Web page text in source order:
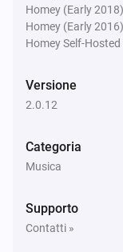
Soundtouch
New
Soundtouch
Soundtouch
Soundtouch
Not
Homey (Early 2018)
Homey (Early 2016)
Homey Self-Hosted
Versione
2.0.12
Categoria
Musica
Supporto
Contatti »